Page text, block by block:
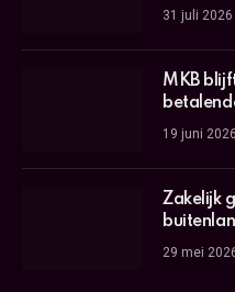
31 juli 2026
MKB
19 juni 2026
Zakelijk
29 mei